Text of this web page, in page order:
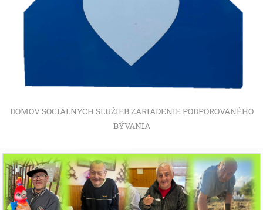
DOMOV SOCIÁLNYCH SLUŽIEB ZARIADENIE PODPOROVANÉHO
BÝVANIA